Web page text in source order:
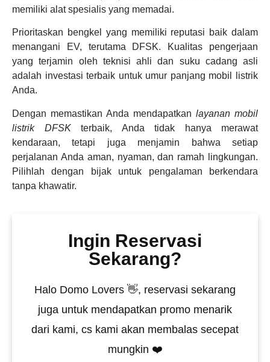
memiliki alat spesialis yang memadai.
Prioritaskan bengkel yang memiliki reputasi baik dalam
menangani EV, terutama DFSK. Kualitas pengerjaan
yang terjamin oleh teknisi ahli dan suku cadang asli
adalah investasi terbaik untuk umur panjang mobil listrik
Anda.
Dengan memastikan Anda mendapatkan layanan mobil
listrik DFSKterbaik, Anda tidak hanya merawat
kendaraan, tetapi juga menjamin bahwa setiap
perjalanan Anda aman, nyaman, dan ramah lingkungan.
Pilihlah dengan bijak untuk pengalaman berkendara
tanpa khawatir.
Ingin Reservasi
Sekarang?
Halo Domo Lovers 👋, reservasi sekarang
juga untuk mendapatkan promo menarik
dari kami, cs kami akan membalas secepat
mungkin ❤️